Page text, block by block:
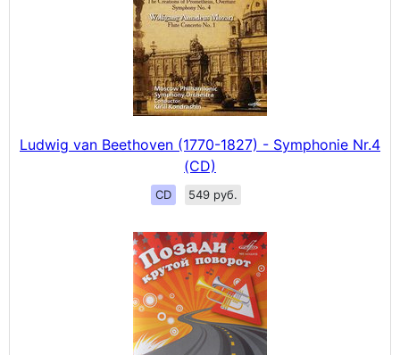
Ludwig van Beethoven (1770-1827) - Symphonie Nr.4
(CD)
CD 549 руб.